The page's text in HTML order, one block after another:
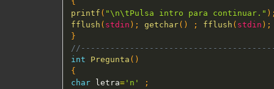
printf ( "\n\tPulsa intro para continuar." ) ;
fflush ( stdin ) ; getchar( ) ; fflush ( stdin ) ;
}
int
Pregunta ( )
{
char letra= 'n'
;